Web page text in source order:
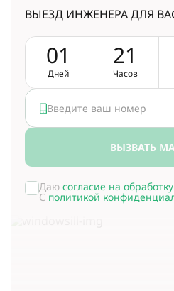
ВЫЕЗД ИНЖЕНЕРА ДЛЯ
01
Дней
21
Часов
ВЫЗВАТЬ
Даю согласие на
С политикой